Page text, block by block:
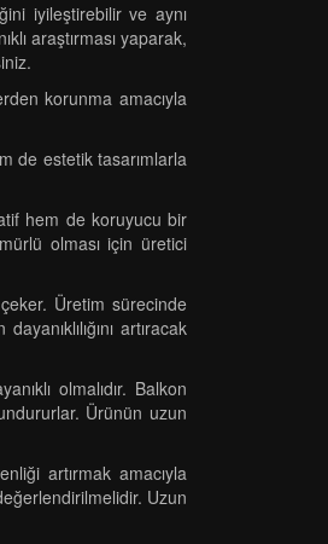
iyileştirebilir ve aynı
araştırması yaparak,
korunma amacıyla
de estetik tasarımlarla
hem de koruyucu bir
olması için üretici
Üretim sürecinde
artıracak
olmalıdır. Balkon
Ürünün uzun
artırmak amacıyla
Uzun